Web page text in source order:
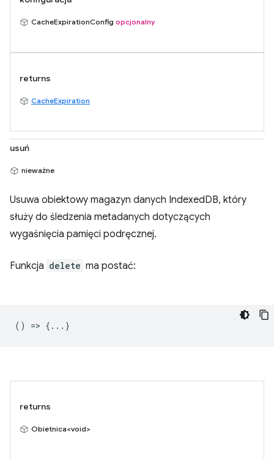
CacheExpirationConfig opcjonalny
returns
CacheExpiration
usuń
nieważne
Usuwa obiektowy magazyn danych IndexedDB, który
służy do śledzenia metadanych dotyczących
wygaśnięcia pamięci podręcznej.
Funkcja delete ma postać:
() => {...}
returns
Obietnica<void>